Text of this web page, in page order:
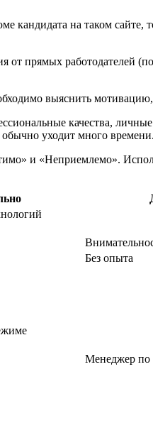
на таком сайте,
прямых работодателей
выяснить мотивацию,
качества,
обычно уходит много времени.
и «Неприемлемо».
Без опыта
Менеджер по